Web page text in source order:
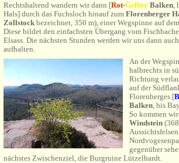
Rechtshaltend wandern wir dann [Rot-Gelber Balken,
Hals] durch das Fuchsloch hinauf zum Florenberger
Zollstock bezeichnet, 350 m), einer Wegspinne auf
Diese bildet den einfachsten Übergang vom
Elsass. Die nächsten Stunden werden wir uns dann
aufhalten.
An der
halbrechts in
Richtung
auf der
Florenberges [
Balken, bis
So kommen
Windstein
gegenüber
nächstes Zwischenziel, die Burgruine Lützelhardt.